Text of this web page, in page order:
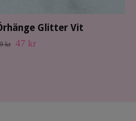
Glitter Vit
kr 47 kr